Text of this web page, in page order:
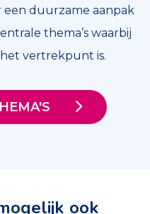
een duurzame aanpak
thema’s waarbij
vertrekpunt is.
ook